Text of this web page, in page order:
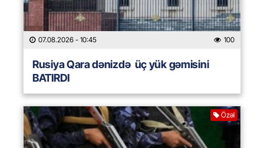
07.08.2026 - 10:45 100
Rusiya Qara dənizdə üç yük gəmisini
BATIRDI
Özəl